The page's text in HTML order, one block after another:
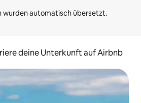
deine Unterkunft auf Airbnb